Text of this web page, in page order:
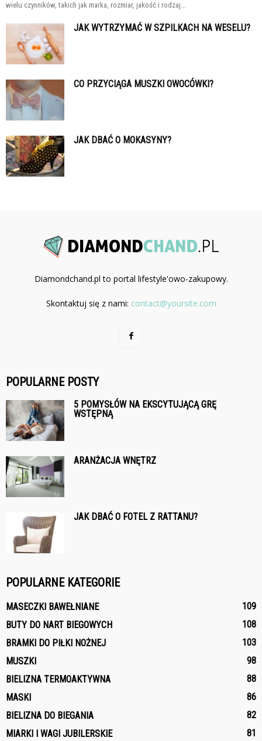
wielu czynników, takich jak marka, rozmiar, jakość i rodzaj...
JAK WYTRZYMAĆ W SZPILKACH NA WESELU?
CO PRZYCIĄGA MUSZKI OWOCÓWKI?
JAK DBAĆ O MOKASYNY?
Diamondchand.pl to portal lifestyle'owo-zakupowy.
Skontaktuj się z nami: contact@yoursite.com
POPULARNE POSTY
5 POMYSŁÓW NA EKSCYTUJĄCĄ GRĘ
WSTĘPNĄ
ARANŻACJA WNĘTRZ
JAK DBAĆ O FOTEL Z RATTANU?
POPULARNE KATEGORIE
MASECZKI BAWEŁNIANE
109
BUTY DO NART BIEGOWYCH
108
BRAMKI DO PIŁKI NOŻNEJ
103
MUSZKI
98
BIELIZNA TERMOAKTYWNA
88
MASKI
86
BIELIZNA DO BIEGANIA
82
MIARKI I WAGI JUBILERSKIE
81